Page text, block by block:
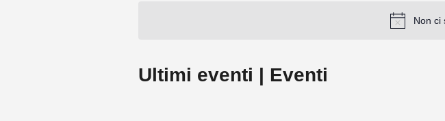
Non ci
Ultimi eventi | Eventi